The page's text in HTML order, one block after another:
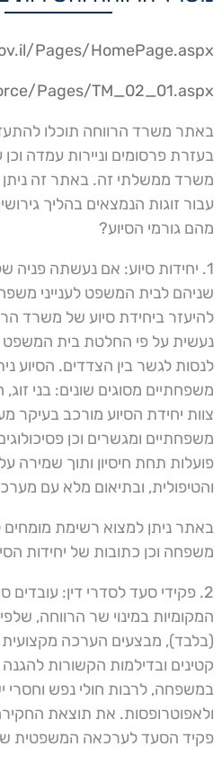
Pages/HomePage.aspx
Pages/TM_02_01.aspx
באתר משרד הרווחה תוכלו
בעזרת פרסומים וניירות עמדה
משרד ממשלתי זה. באתר זה
עבור זוגות הנמצאים בהליך
מהם גורמי הסיוע?
1. יחידות סיוע: אם נעשתה פניה
שניהם לבית המשפט לענייני
להיעזר ביחידת סיוע של משרד
נעשית על פי החלטת בית המשפט
לנסות לגשר בין הצדדים. הסיוע
משפחתיים מסוגים שונים: בני זוג,
צוות יחידת הסיוע מורכב בעיקר
משפחתיים ומגשרים וכן
פועלות תחת חיסיון ותוך שמירה
והטיפולית, ובתיאום מלא עם
באתר ניתן למצוא רשימת מומחים
משפחה וכן כתובות של יחידות
2. פקידי סעד לסדרי דין: עובדים
המקומיות במינוי שר הרווחה,
(בלבד), מבצעים הערכה מקצועית
קטינים ובדילמות הקשורות
במשפחה, לרבות חולי נפש וחסרי
ולאפוטרופסות. את תוצאת
פקיד הסעד לערכאה המשפטית